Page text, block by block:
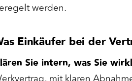
werden.
Einkäufer bei der
Sie intern, was Sie